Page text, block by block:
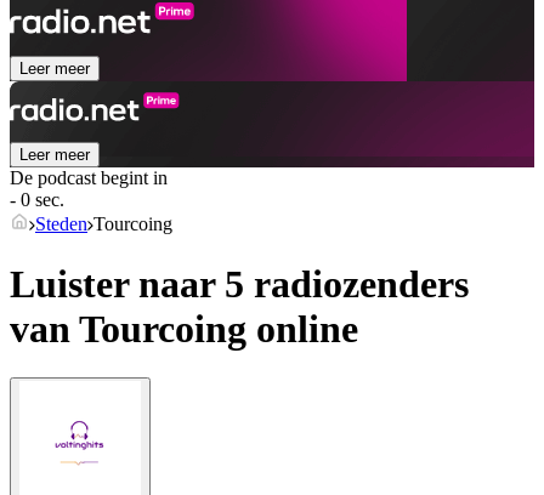
Leer meer
Leer meer
De podcast begint in
- 0 sec.
Steden Tourcoing
Luister naar 5 radiozenders
van Tourcoing online